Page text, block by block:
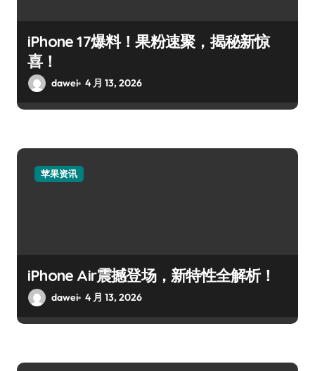
iPhone 17爆料！果粉速聚，揭秘新惊
喜！
dawei 4 月 13, 2026
苹果资讯
iPhone Air震撼登场，新特性全解析！
dawei 4 月 13, 2026